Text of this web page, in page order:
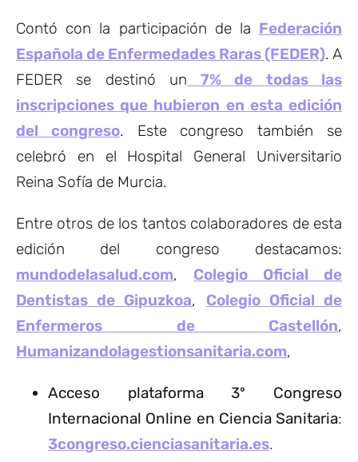
Contó con la participación de la Federación
Española de Enfermedades Raras (FEDER). A
FEDER se destinó un 7% de todas las
inscripciones que hubieron en esta edición
del congreso. Este congreso también se
celebró en el Hospital General Universitario
Reina Sofía de Murcia.
Entre otros de los tantos colaboradores de esta
edición del congreso destacamos:
mundodelasalud.com, Colegio Oficial de
Dentistas de Gipuzkoa, Colegio Oficial de
Enfermeros de Castellón,
Humanizandolagestionsanitaria.com,
Acceso plataforma 3º Congreso
Internacional Online en Ciencia Sanitaria:
3congreso.cienciasanitaria.es.